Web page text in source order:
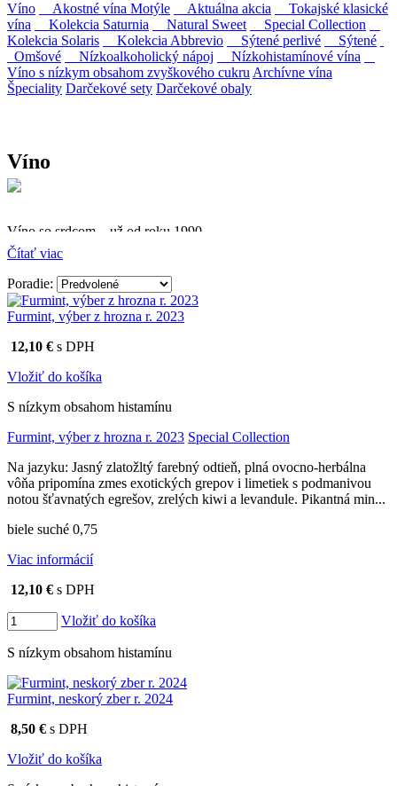
Víno Akostné vína Motýle Aktuálna akcia
Tokajské klasické
vína
Kolekcia Saturnia Natural Sweet
Special Collection
Kolekcia Solaris
Kolekcia Abbrevio Sýtené perlivé
Sýtené
Omšové
Nízkoalkoholický nápoj
Nízkohistamínové vína
Víno s nízkym obsahom zvyškového cukru Archívne vína
Špeciality Darčekové sety Darčekové obaly
Víno
Víno so srdcom – už od roku 1990
Firma Ostrožovič je najstaršou privátnou firmou na
slovenskom Tokaji.
Vyrábame kvalitné odrodové a výberové vína. Ako prví sme
priniesli na slovenský trh sólo spracované vína z tokajských odrôd
Furmint, Lipovina a Muškát žltý reduktívnou technológiou. Hrozno
spracúvame najmodernejšími technológiami, vrátane riadenej
fermentácie.
Čítať viac
Poradie:
Furmint, výber z hrozna r. 2023
12,10 € s DPH
Vložiť do košíka
S nízkym obsahom histamínu
Furmint, výber z hrozna r. 2023 Special Collection
Na jazyku: Jasný zlatožltý farebný odtieň, plná ovocno-herbálna
vôňa pripomína zmes exotických grepov i limetiek s podmanivou
notou šťavnatých egrešov, zrelých kiwi a levandule. Pikantná min...
biele suché 0,75
Viac informácií
12,10 € s DPH
Vložiť do košíka
S nízkym obsahom histamínu
Furmint, neskorý zber r. 2024
8,50 € s DPH
Vložiť do košíka